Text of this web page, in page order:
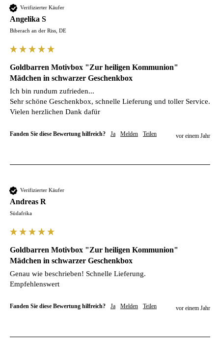
Verifizierter Käufer
Angelika S
Biberach an der Riss, DE
Goldbarren Motivbox "Zur heiligen Kommunion"
Mädchen in schwarzer Geschenkbox
Ich bin rundum zufrieden...
Sehr schöne Geschenkbox, schnelle Lieferung und toller Service.
Vielen herzlichen Dank dafür
Fanden Sie diese Bewertung hilfreich? Ja Melden Teilen vor einem Jahr
Verifizierter Käufer
Andreas R
Südafrika
Goldbarren Motivbox "Zur heiligen Kommunion"
Mädchen in schwarzer Geschenkbox
Genau wie beschrieben! Schnelle Lieferung.
Empfehlenswert
Fanden Sie diese Bewertung hilfreich? Ja Melden Teilen vor einem Jahr